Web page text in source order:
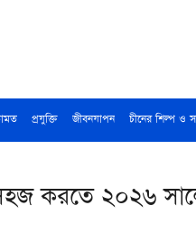
প্রযুক্তি জীবনযাপন চীনের শিল্প ও
করতে ২০২৬